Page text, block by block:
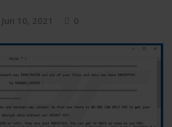
Jun 10, 2021 0